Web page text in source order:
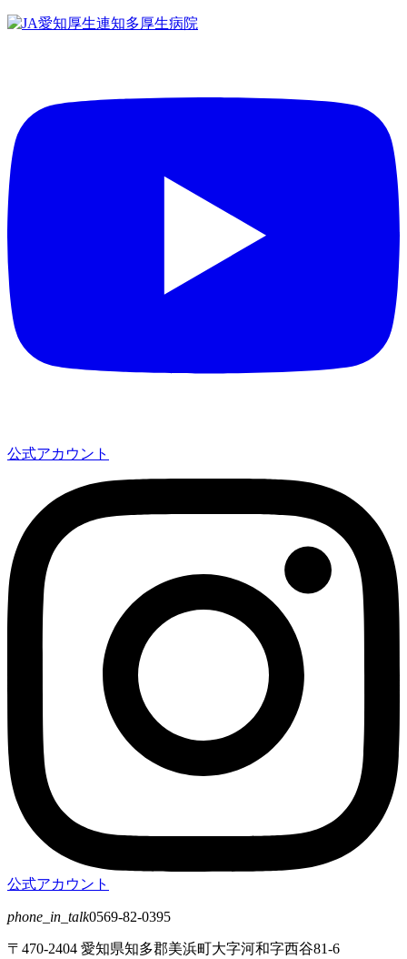
コ
ス
キ
ッ
プ
公式アカウント
公式アカウント
phone_in_talk0569-82-0395
〒470-2404 愛知県知多郡美浜町大字河和字西谷81-6